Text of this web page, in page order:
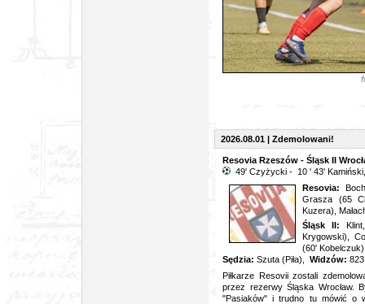
2026.08.01 | Zdemolowani!
Resovia Rzeszów - Śląsk II
49' Czyżycki - 10 ' 43'
Resovia:
Grasza (65
Kuzera),
Śląsk II:
Krygowski),
(60'
Sędzia: Szuta (Piła), Widzów: 823
Piłkarze Resovii zostali
przez rezerwy Śląska Wrocław.
"Pasiaków" i trudno tu mówić o